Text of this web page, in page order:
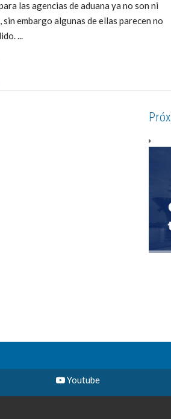
las agencias de aduana ya no son ni
sin embargo algunas de ellas parecen no
...
Youtube